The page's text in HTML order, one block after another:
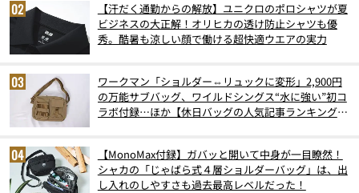
【汗だく通勤からの解放】ユニクロのポロシャツが夏
ビジネスの大正解！オリヒカの透け防止シャツも優
秀。酷暑も涼しい顔で働ける超快適ウエアの実力
ワークマン「ショルダー⇔リュックに変形」2,900円
の万能サブバッグ、ワイルドシングス“水に強い”初コ
ラボ付録…ほか【休日バッグの人気記事ランキングベ
【MonoMax付録】ガバッと開いて中身が一目瞭然！
シャカの「じゃばら式４層ショルダーバッグ」は、出
し入れのしやすさも過去最高レベルだった！